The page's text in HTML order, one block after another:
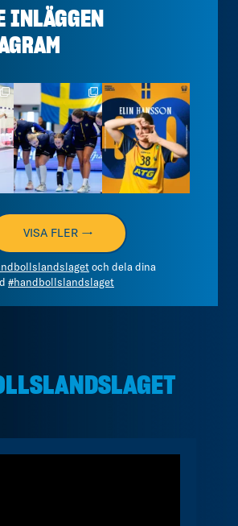
INLÄGGEN
handbollslandslaget
Aug 7
handbollslandslaget
Aug 7
VISA FLER →
och dela dina
#handbollslandslaget